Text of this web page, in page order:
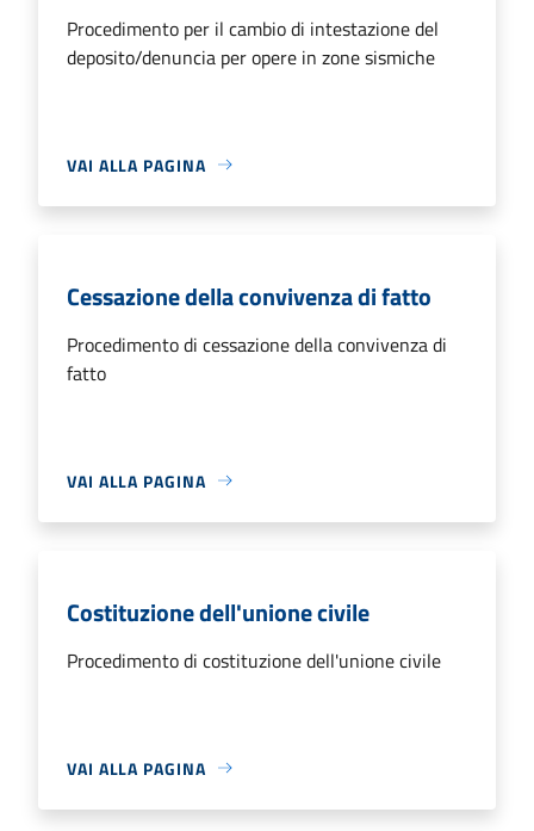
Procedimento per il cambio di intestazione del
deposito/denuncia per opere in zone sismiche
VAI ALLA PAGINA
Cessazione della convivenza di fatto
Procedimento di cessazione della convivenza di
fatto
VAI ALLA PAGINA
Costituzione dell'unione civile
Procedimento di costituzione dell'unione civile
VAI ALLA PAGINA